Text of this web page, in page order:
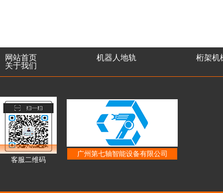
网站首页 机器人地轨
桁架机
关于我们
客服二维码
广州第七轴智能设备有限公司